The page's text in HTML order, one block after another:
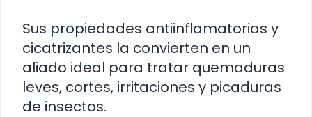
Sus propiedades antiinflamatorias y
cicatrizantes la convierten en un
aliado ideal para tratar quemaduras
leves, cortes, irritaciones y picaduras
de insectos.